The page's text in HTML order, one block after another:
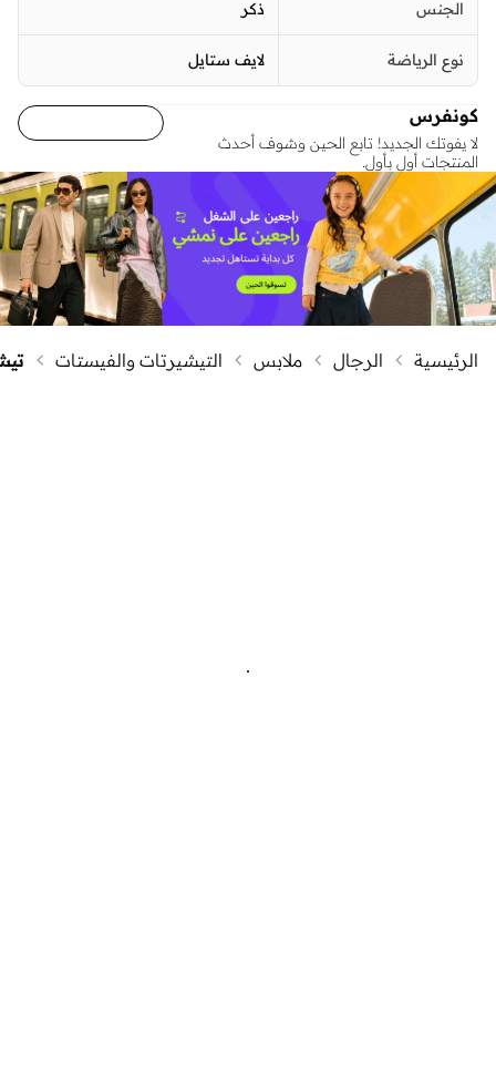
الجنس ذكر
نوع الرياضة لايف ستايل
كونفرس
لا يفوتك الجديد! تابع الحين وشوف أحدث
المنتجات أول بأول.
الرئيسية الرجال ملابس التيشيرتات والفيستات